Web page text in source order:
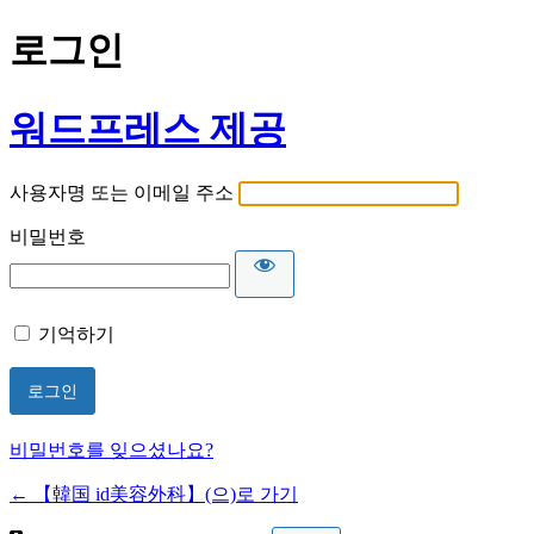
로그인
워드프레스 제공
사용자명 또는 이메일 주소
비밀번호
기억하기
비밀번호를 잊으셨나요?
← 【韓国 id美容外科】(으)로 가기